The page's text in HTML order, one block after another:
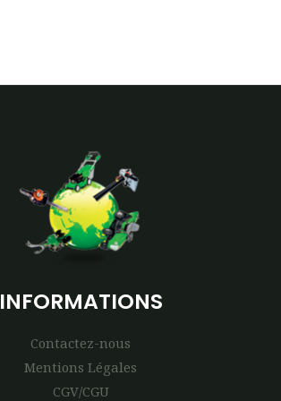
INFORMATIONS
Contactez-nous
Mentions Légales
CGV/CGU